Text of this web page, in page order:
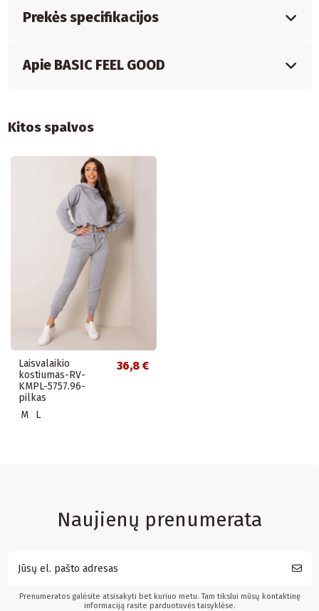
Prekės specifikacijos
Apie BASIC FEEL GOOD
Kitos spalvos
Laisvalaikio
kostiumas-RV-
KMPL-5757.96-
pilkas
36,8 €
M L
Naujienų prenumerata
Prenumeratos galėsite atsisakyti bet kuriuo metu. Tam tikslui mūsų kontaktinę
informaciją rasite parduotuvės taisyklėse.